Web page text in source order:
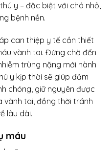
y – đặc biệt với chó nhỏ,
bệnh nền.
can thiệp y tế cần thiết
vành tai. Đừng chờ đến
trùng nặng mới hành
y kịp thời sẽ giúp đảm
chóng, giữ nguyên được
vành tai, đồng thời tránh
lâu dài.
máu